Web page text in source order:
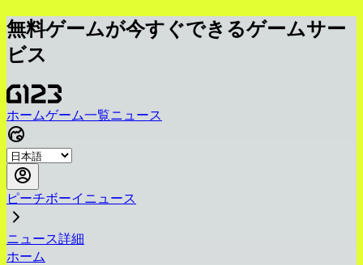
無料ゲームが今すぐできるゲームサー
ビス
ホームゲーム一覧ニュース
ピーチボーイニュース
ニュース詳細
ホーム